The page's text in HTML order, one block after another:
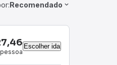
Recomendado
Escolher ida